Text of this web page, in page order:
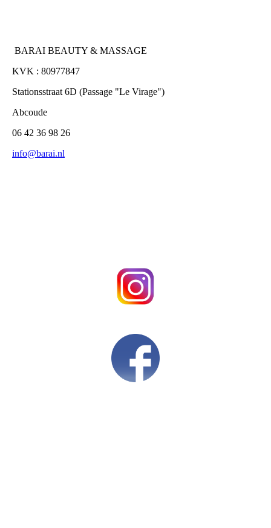
BARAI BEAUTY & MASSAGE
KVK : 80977847
Stationsstraat 6D (Passage "Le Virage")
Abcoude
06 42 36 98 26
info@barai.nl